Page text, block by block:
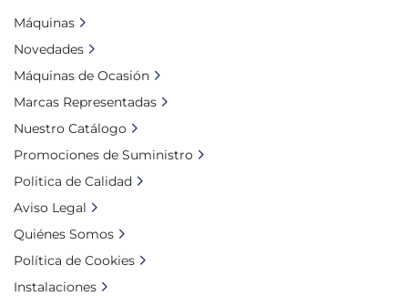
Máquinas
Novedades
Máquinas de Ocasión
Marcas Representadas
Nuestro Catálogo
Promociones de Suministro
Politica de Calidad
Aviso Legal
Quiénes Somos
Política de Cookies
Instalaciones